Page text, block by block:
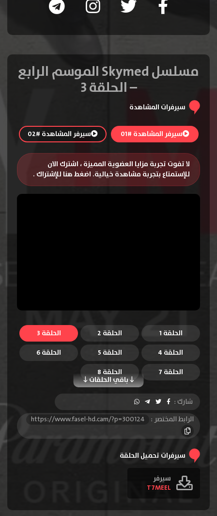
مسلسل Skymed الموسم الرابع
– الحلقة 3
سيرفرات المشاهدة
سيرفر المشاهدة #01 سيرفر المشاهدة #02
لا تفوت تجربة مزايا العضوية المميزة ، اشترك الان
للإستمتاع بتجربة مشاهدة خيالية. اضغط هنا للإشتراك .
الحلقة 1 الحلقة 2
الحلقة 3
الحلقة 4
الحلقة 5 الحلقة 6
باقي الحلقات
الحلقة 7 الحلقة 8
شارك :
الرابط المختصر :
https://www.fasel-hd.cam/?p=300124
سيرفرات تحميل الحلقة
سيرفر
T7MEEL